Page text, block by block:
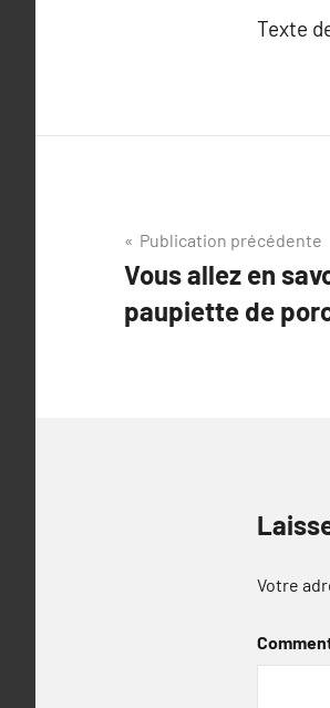
Texte
Navigation
de
l’article
Publication précédente
Vous allez en
paupiette de
Votre